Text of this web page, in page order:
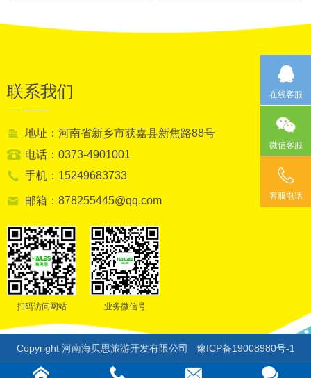
联系我们
地址：河南省新乡市获嘉县新焦路88号
电话：0373-4901001
手机：15249683733
邮箱：878255445@qq.com
扫码访问网站 业务微信号
Copyright 河南海贝思旅游开发有限公司 豫ICP备19008980号-1
在线客服
微信客服
客服电话